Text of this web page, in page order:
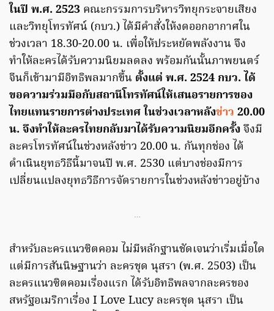
ในปี พ.ศ. 2523 คณะกรรมการบริหารวิทยุกระจายเสียง
และวิทยุโทรทัศน์ (กบว.) ได้มีคำสั่งให้งดออกอากาศใน
ช่วงเวลา 18.30-20.00 น. เพื่อให้ประหยัดพลังงาน จึง
ทำให้ละครได้รับความนิยมลดลง พร้อมกันนั้นภาพยนตร์
จีนก็เข้ามามีอิทธิพลมากขึ้น ตั้งแต่ พ.ศ. 2524 กบว. ได้
ขอความร่วมมือกับสถานีโทรทัศน์ให้เสนอรายการของ
ไทยแทนรายการต่างประเทศ ในช่วงเวลาหลังข่าว 20.00
น. จึงทำให้ละครไทยกลับมาได้รับความนิยมอีกครั้งจึงมี
ละครโทรทัศน์ในช่วงหลังข่าว 20.00 น. กันทุกช่อง ได้
ดำเนินยุทธวิธีนี้มาจนปี พ.ศ. 2530 แต่บางช่องมีการ
เปลี่ยนแปลงยุทธวิธีการจัดรายการในช่วงหลังข่าวอยู่บ้าง
…
สำหรับละครแนวซิตคอม ไม่มีหลักฐานชัดเจนว่าเริ่มเมื่อใด
แต่มีการสันนิษฐานว่า ละครชุด นุสรา (พ.ศ. 2503) เป็น
ละครแนวซิตคอมเรื่องแรก ได้รับอิทธิพลจากละครของ
สหรัฐอเมริกาเรื่อง I Love Lucy ละครชุด นุสรา เป็น